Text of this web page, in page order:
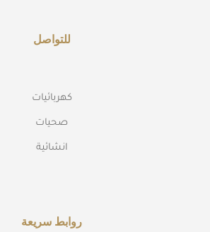
للتواصل
كهربائيات
صحيات
انشائية
روابط سريعة